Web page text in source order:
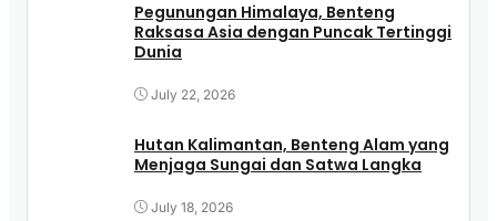
Pegunungan Himalaya, Benteng
Raksasa Asia dengan Puncak Tertinggi
Dunia
July 22, 2026
Hutan Kalimantan, Benteng Alam yang
Menjaga Sungai dan Satwa Langka
July 18, 2026